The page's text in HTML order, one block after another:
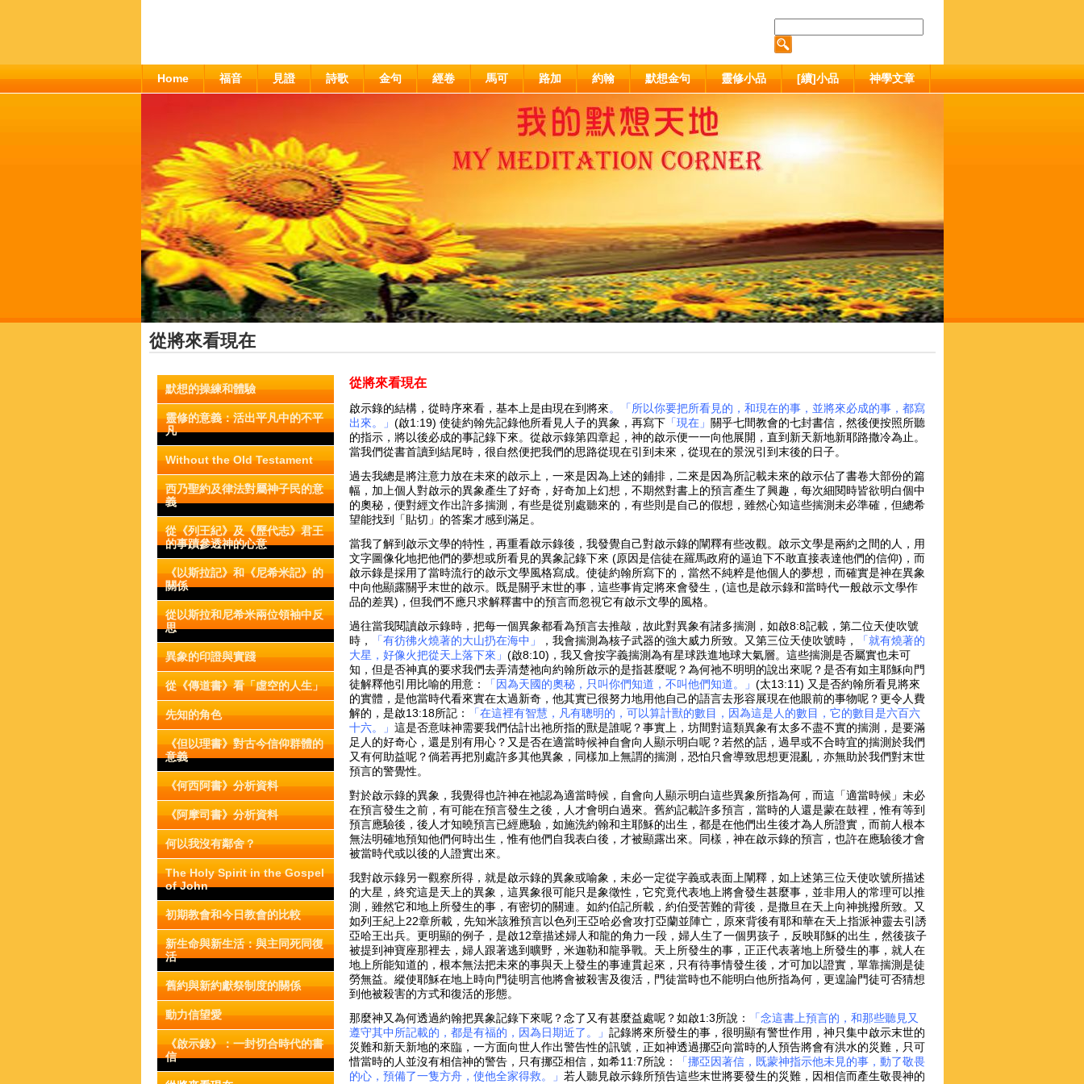
Home 福音 見證 詩歌 金句 經卷 馬可 路加 約翰 默想金句 靈修小品 [續]小品 神學文章
從將來看現在
默想的操練和體驗
靈修的意義：活出平凡中的不平
凡
Without the Old Testament
西乃聖約及律法對屬神子民的意
義
從《列王紀》及《歷代志》君王
的事蹟參透神的心意
《以斯拉記》和《尼希米記》的
關係
從以斯拉和尼希米兩位領袖中反
思
異象的印證與實踐
從《傳道書》看「虛空的人生」
先知的角色
《但以理書》對古今信仰群體的
意義
《何西阿書》分析資料
《阿摩司書》分析資料
何以我沒有鄰舍？
The Holy Spirit in the Gospel
of John
初期教會和今日教會的比較
新生命與新生活：與主同死同復
活
舊約與新約獻祭制度的關係
動力信望愛
《啟示錄》：一封切合時代的書
信
從將來看現在
啟示錄的結構，從時序來看，基本上是由現在到將來。「所以你要把所看見的，和現在的事，並將來必成的事，都寫
出來。」(啟1:19) 使徒約翰先記錄他所看見人子的異象，再寫下 「現在」 關乎七間教會的七封書信，然後便按照所聽
的指示，將以後必成的事記錄下來。從啟示錄第四章起，神的啟示便一一向他展開，直到新天新地新耶路撒冷為止。
當我們從書首讀到結尾時，很自然便把我們的思路從現在引到未來，從現在的景況引到末後的日子。
過去我總是將注意力放在未來的啟示上，一來是因為上述的鋪排，二來是因為所記載未來的啟示佔了書卷大部份的篇
幅，加上個人對啟示的異象產生了好奇，好奇加上幻想，不期然對書上的預言產生了興趣，每次細閱時皆欲明白個中
的奧秘，便對經文作出許多揣測，有些是從別處聽來的，有些則是自己的假想，雖然心知這些揣測未必準確，但總希
望能找到「貼切」的答案才感到滿足。
當我了解到啟示文學的特性，再重看啟示錄後，我發覺自己對啟示錄的闡釋有些改觀。啟示文學是兩約之間的人，用
文字圖像化地把他們的夢想或所看見的異象記錄下來 (原因是信徒在羅馬政府的逼迫下不敢直接表達他們的信仰)，而
啟示錄是採用了當時流行的啟示文學風格寫成。使徒約翰所寫下的，當然不純粹是他個人的夢想，而確實是神在異象
中向他顯露關乎末世的啟示。既是關乎末世的事，這些事肯定將來會發生，(這也是啟示錄和當時代一般啟示文學作
品的差異)，但我們不應只求解釋書中的預言而忽視它有啟示文學的風格。
過往當我閱讀啟示錄時，把每一個異象都看為預言去推敲，故此對異象有諸多揣測，如啟8:8記載，第二位天使吹號
時，
「有彷彿火燒著的大山扔在海中」 ，我會揣測為核子武器的強大威力所致。又第三位天使吹號時，
「就有燒著的
大星，好像火把從天上落下來」(啟8:10) ，我又會按字義揣測為有星球跌進地球大氣層。這些揣測是否屬實也未可
知，但是否神真的要求我們去弄清楚祂向約翰所啟示的是指甚麼呢？為何祂不明明的說出來呢？是否有如主耶穌向門
徒解釋他引用比喻的用意：
「因為天國的奧秘，只叫你們知道，不叫他們知道。」(太13:11) 又是否約翰所看見將來
的實體，是他當時代看來實在太過新奇，他其實已很努力地用他自己的語言去形容展現在他眼前的事物呢？更令人費
解的，是啟13:18所記：
「在這裡有智慧，凡有聰明的，可以算計獸的數目，因為這是人的數目，它的數目是六百六
十六。」這是否意味神需要我們估計出祂所指的獸是誰呢？事實上，坊間對這類異象有太多不盡不實的揣測，是要滿
足人的好奇心，還是別有用心？又是否在適當時候神自會向人顯示明白呢？若然的話，過早或不合時宜的揣測於我們
又有何助益呢？倘若再把別處許多其他異象，同樣加上無謂的揣測，恐怕只會導致思想更混亂，亦無助於我們對末世
預言的警覺性。
對於啟示錄的異象，我覺得也許神在祂認為適當時候，自會向人顯示明白這些異象所指為何，而這「適當時候」未必
在預言發生之前，有可能在預言發生之後，人才會明白過來。舊約記載許多預言，當時的人還是蒙在鼓裡，惟有等到
預言應驗後，後人才知曉預言已經應驗，如施洗約翰和主耶穌的出生，都是在他們出生後才為人所證實，而前人根本
無法明確地預知他們何時出生，惟有他們自我表白後，才被顯露出來。同樣，神在啟示錄的預言，也許在應驗後才會
被當時代或以後的人證實出來。
我對啟示錄另一觀察所得，就是啟示錄的異象或喻象，未必一定從字義或表面上闡釋，如上述第三位天使吹號所描述
的大星，終究這是天上的異象，這異象很可能只是象徵性，它究竟代表地上將會發生甚麼事，並非用人的常理可以推
測，雖然它和地上所發生的事，有密切的關連。如約伯記所載，約伯受苦難的背後，是撒旦在天上向神挑撥所致。又
如列王紀上22章所載，先知米該雅預言以色列王亞哈必會攻打亞蘭並陣亡，原來背後有耶和華在天上指派神靈去引誘
亞哈王出兵。更明顯的例子，是啟12章描述婦人和龍的角力一段，婦人生了一個男孩子，反映耶穌的出生，然後孩子
被提到神寶座那裡去，婦人跟著逃到曠野，米迦勒和龍爭戰。天上所發生的事，正正代表著地上所發生的事，就人在
地上所能知道的，根本無法把未來的事與天上發生的事連貫起來，只有待事情發生後，才可加以證實，單靠揣測是徒
勞無益。縱使耶穌在地上時向門徒明言他將會被殺害及復活，門徒當時也不能明白他所指為何，更遑論門徒可否猜想
到他被殺害的方式和復活的形態。
那麼神又為何透過約翰把異象記錄下來呢？念了又有甚麼益處呢？如啟1:3所說：
「念這書上預言的，和那些聽見又
遵守其中所記載的，都是有福的，因為日期近了。」記錄將來所發生的事，很明顯有警世作用，神只集中啟示末世的
災難和新天新地的來臨，一方面向世人作出警告性的訊號，正如神透過挪亞向當時的人預告將會有洪水的災難，只可
惜當時的人並沒有相信神的警告，只有挪亞相信，如希11:7所說：
「挪亞因著信，既蒙神指示他未見的事，動了敬畏
的心，預備了一隻方舟，使他全家得救。」若人聽見啟示錄所預告這些末世將要發生的災難，因相信而產生敬畏神的